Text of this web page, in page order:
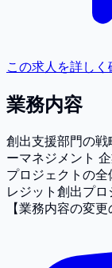
この求人を詳しく
業務内容
創出支援部門の
ーマネジメント
プロジェクトの
レジット創出プロ
【業務内容の変更